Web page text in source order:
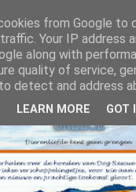
from Google to
Your IP address
along with
quality of service,
detect and address
LEARN MORE GOT